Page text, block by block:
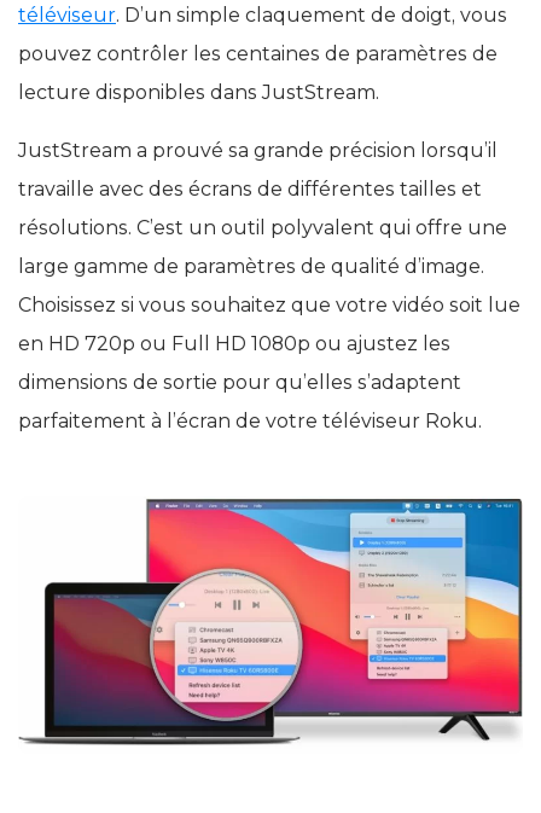
téléviseur. D’un simple claquement de doigt, vous
pouvez contrôler les centaines de paramètres de
lecture disponibles dans JustStream.
JustStream a prouvé sa grande précision lorsqu’il
travaille avec des écrans de différentes tailles et
résolutions. C’est un outil polyvalent qui offre une
large gamme de paramètres de qualité d’image.
Choisissez si vous souhaitez que votre vidéo soit lue
en HD 720p ou Full HD 1080p ou ajustez les
dimensions de sortie pour qu’elles s’adaptent
parfaitement à l’écran de votre téléviseur Roku.